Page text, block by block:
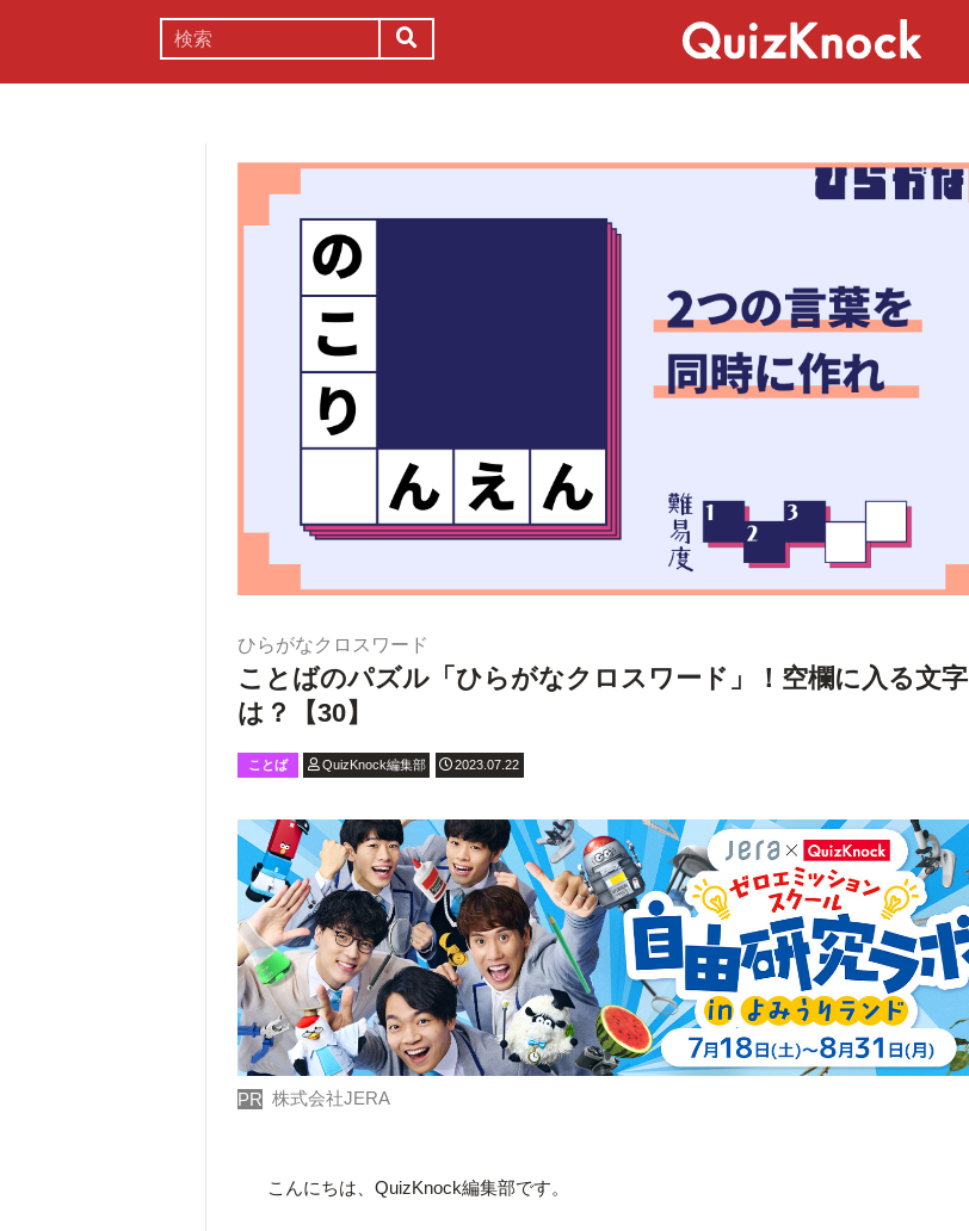
ひらがなクロスワード
ことばのパズル「ひらがなクロスワード」！空欄に入る文字
は？【30】
ことば QuizKnock編集部 2023.07.22
PR 株式会社JERA
こんにちは、QuizKnock編集部です。